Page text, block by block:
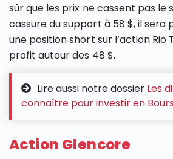
sûr que les prix ne cassent pas le
cassure du support à 58 $, il sera
une position short sur l’action Rio
profit autour des 48 $.
Lire aussi notre dossier Les
connaître pour investir en
Action Glencore